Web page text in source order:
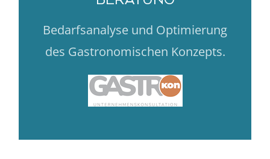
Bedarfsanalyse und Optimierung
des Gastronomischen Konzepts.